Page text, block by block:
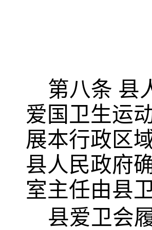
第八条 县
爱国卫生运
展本行政区
县人民政府
室主任由县
县爱卫会